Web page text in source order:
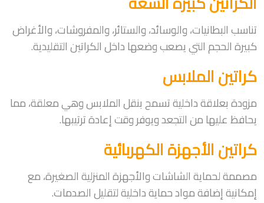
تناسب البطانيات، والوسائد، والستائر، والمفروشات، والأغراض
كبيرة الحجم التي يصعب وضعها داخل الكراتين التقليدية.
كراتين الملابس
مزودة بعلاقة داخلية تسمح بنقل الملابس وهي معلقة، مما
يحافظ عليها من التجعد ويوفر وقت إعادة ترتيبها.
كراتين الأجهزة الكهربائية
مصممة لحماية الشاشات والأجهزة المنزلية الصغيرة، مع
إمكانية إضافة مواد حماية داخلية لتقليل الصدمات.